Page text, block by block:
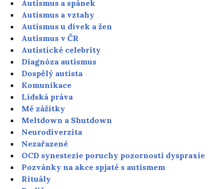
Autismus a spánek
Autismus a vztahy
Autismus u dívek a žen
Autismus v ČR
Autistické celebrity
Diagnóza autismus
Dospělý autista
Komunikace
Lidská práva
Mé zážitky
Meltdown a Shutdown
Neurodiverzita
Nezařazené
OCD synestezie poruchy pozornosti dyspraxie
Pozvánky na akce spjaté s autismem
Rituály